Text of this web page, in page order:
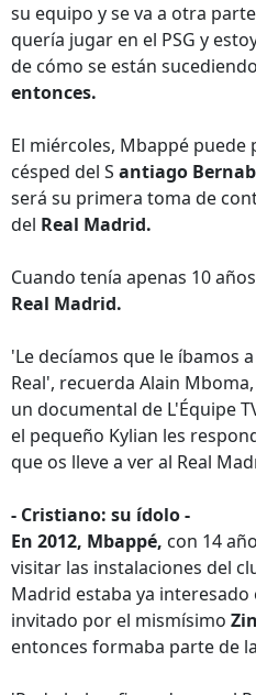
su equipo y se va a otra
quería jugar en el PSG y
de cómo se están
entonces.
El miércoles, Mbappé
césped del S antiago
será su primera toma de
del Real Madrid.
Cuando tenía apenas 10
Real Madrid.
'Le decíamos que le íbamos
Real', recuerda Alain
un documental de L'Équipe
el pequeño Kylian les
que os lleve a ver al Real
- Cristiano: su ídolo -
En 2012, Mbappé, con 14
visitar las instalaciones del
Madrid estaba ya interesado
invitado por el mismísimo
entonces formaba parte de